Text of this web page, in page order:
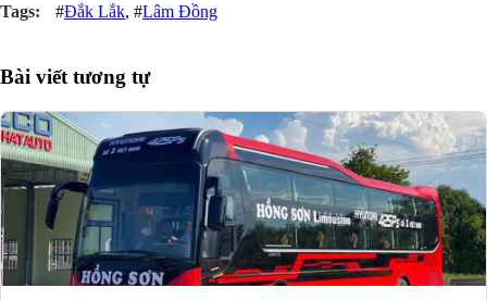
#Đắk Lắk, #Lâm Đồng
Bài viết tương tự